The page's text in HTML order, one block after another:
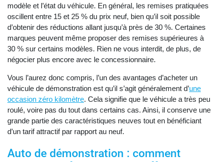
modèle et l’état du véhicule. En général, les remises pratiquées
oscillent entre 15 et 25 % du prix neuf, bien qu’il soit possible
d’obtenir des réductions allant jusqu’à près de 30 %. Certaines
marques peuvent même proposer des remises supérieures à
30 % sur certains modèles. Rien ne vous interdit, de plus, de
négocier plus encore avec le concessionnaire.
Vous l’aurez donc compris, l’un des avantages d’acheter un
véhicule de démonstration est qu’il s’agit généralement d’une
occasion zéro kilomètre. Cela signifie que le véhicule a très peu
roulé, voire pas du tout dans certains cas. Ainsi, il conserve une
grande partie des caractéristiques neuves tout en bénéficiant
d’un tarif attractif par rapport au neuf.
Auto de démonstration : comment